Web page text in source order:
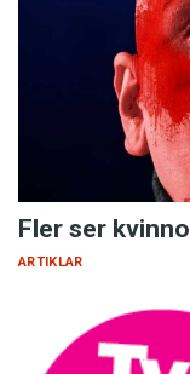
Fler ser
ARTIKLAR